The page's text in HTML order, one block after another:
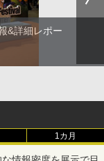
&詳細レポー
1カ月